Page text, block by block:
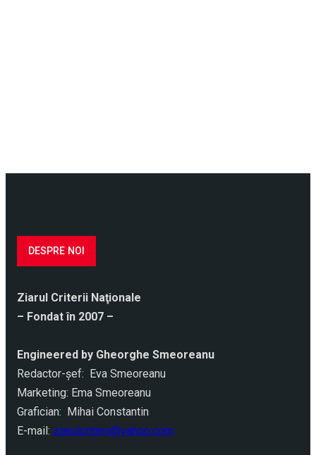
DESPRE NOI
Ziarul Criterii Naţionale
– Fondat în 2007 –
Engineered by Gheorghe Smeoreanu
Redactor-şef: Eva Smeoreanu
Marketing: Ema Smeoreanu
Grafician: Mihai Constantin
E-mail: ziarulcriterii@yahoo.com